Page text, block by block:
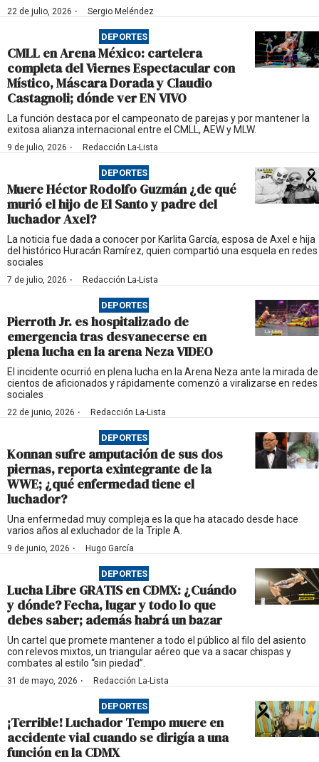
22 de julio, 2026 · Sergio Meléndez
DEPORTES
CMLL en Arena México: cartelera
completa del Viernes Espectacular con
Místico, Máscara Dorada y Claudio
Castagnoli; dónde ver EN VIVO
La función destaca por el campeonato de parejas y por mantener la
exitosa alianza internacional entre el CMLL, AEW y MLW.
9 de julio, 2026 · Redacción La-Lista
DEPORTES
Muere Héctor Rodolfo Guzmán ¿de qué
murió el hijo de El Santo y padre del
luchador Axel?
La noticia fue dada a conocer por Karlita García, esposa de Axel e hija
del histórico Huracán Ramírez, quien compartió una esquela en redes
sociales
7 de julio, 2026 · Redacción La-Lista
DEPORTES
Pierroth Jr. es hospitalizado de
emergencia tras desvanecerse en
plena lucha en la arena Neza VIDEO
El incidente ocurrió en plena lucha en la Arena Neza ante la mirada de
cientos de aficionados y rápidamente comenzó a viralizarse en redes
sociales
22 de junio, 2026 · Redacción La-Lista
DEPORTES
Konnan sufre amputación de sus dos
piernas, reporta exintegrante de la
WWE; ¿qué enfermedad tiene el
luchador?
Una enfermedad muy compleja es la que ha atacado desde hace
varios años al exluchador de la Triple A.
9 de junio, 2026 · Hugo García
DEPORTES
Lucha Libre GRATIS en CDMX: ¿Cuándo
y dónde? Fecha, lugar y todo lo que
debes saber; además habrá un bazar
Un cartel que promete mantener a todo el público al filo del asiento
con relevos mixtos, un triangular aéreo que va a sacar chispas y
combates al estilo “sin piedad”.
31 de mayo, 2026 · Redacción La-Lista
DEPORTES
¡Terrible! Luchador Tempo muere en
accidente vial cuando se dirigía a una
función en la CDMX